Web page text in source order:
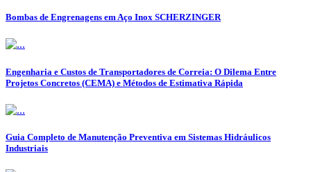
Bombas de Engrenagens em Aço Inox SCHERZINGER
Engenharia e Custos de Transportadores de Correia: O Dilema Entre
Projetos Concretos (CEMA) e Métodos de Estimativa Rápida
Guia Completo de Manutenção Preventiva em Sistemas Hidráulicos
Industriais